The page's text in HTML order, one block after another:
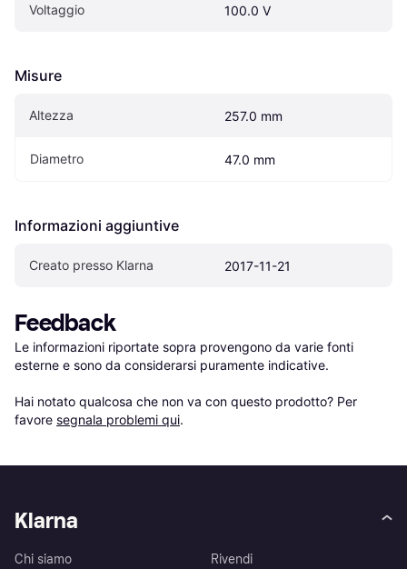
Voltaggio 100.0 V
Misure
Altezza 257.0 mm
Diametro 47.0 mm
Informazioni aggiuntive
Creato presso Klarna 2017-11-21
Feedback
Le informazioni riportate sopra provengono da varie fonti
esterne e sono da considerarsi puramente indicative.
Hai notato qualcosa che non va con questo prodotto? Per
favore segnala problemi qui.
Klarna
Chi siamo
Rivendi